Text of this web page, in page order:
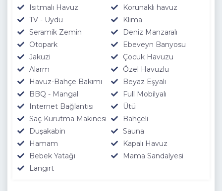
Isıtmalı Havuz
Korunaklı havuz
TV - Uydu
Klima
Seramik Zemin
Deniz Manzaralı
Otopark
Ebeveyn Banyosu
Jakuzi
Çocuk Havuzu
Alarm
Özel Havuzlu
Havuz-Bahçe Bakımı
Beyaz Eşyalı
BBQ - Mangal
Full Mobilyalı
Internet Bağlantısı
Ütü
Saç Kurutma Makinesi
Bahçeli
Duşakabin
Sauna
Hamam
Kapalı Havuz
Bebek Yatağı
Mama Sandalyesi
Langırt